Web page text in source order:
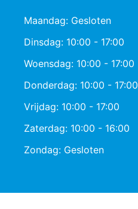
Maandag: Gesloten
Dinsdag: 10:00 - 17:00
Woensdag: 10:00 - 17:00
Donderdag: 10:00 - 17:00
Vrijdag: 10:00 - 17:00
Zaterdag: 10:00 - 16:00
Zondag: Gesloten